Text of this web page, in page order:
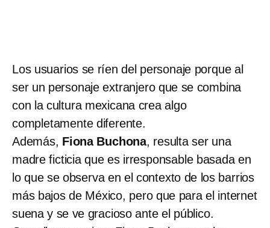
Los usuarios se ríen del personaje porque al
ser un personaje extranjero que se combina
con la cultura mexicana crea algo
completamente diferente.
Además, Fiona Buchona, resulta ser una
madre ficticia que es irresponsable basada en
lo que se observa en el contexto de los barrios
más bajos de México, pero que para el internet
suena y se ve gracioso ante el público.